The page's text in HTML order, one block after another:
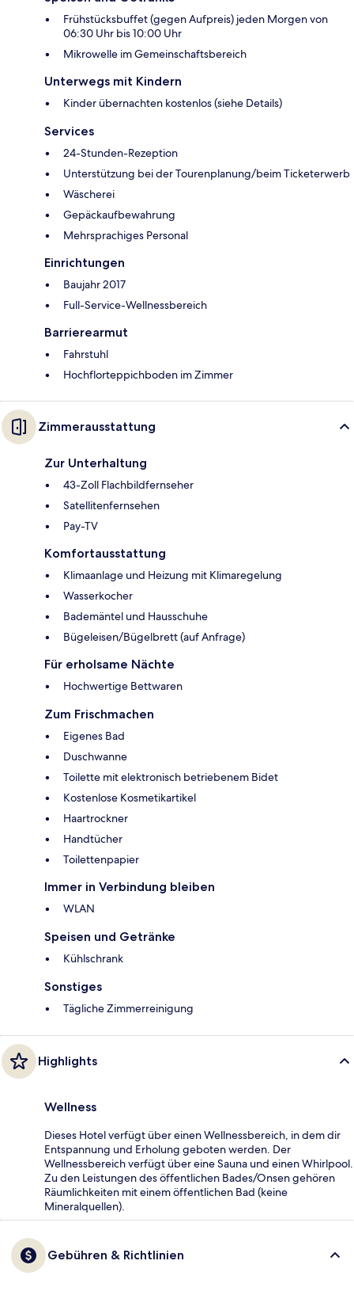
Frühstücksbuffet (gegen Aufpreis) jeden Morgen von
06:30 Uhr bis 10:00 Uhr
Mikrowelle im Gemeinschaftsbereich
Unterwegs mit Kindern
Kinder übernachten kostenlos (siehe Details)
Services
24-Stunden-Rezeption
Unterstützung bei der Tourenplanung/beim Ticketerwerb
Wäscherei
Gepäckaufbewahrung
Mehrsprachiges Personal
Einrichtungen
Baujahr 2017
Full-Service-Wellnessbereich
Barrierearmut
Fahrstuhl
Hochflorteppichboden im Zimmer
Zimmerausstattung
Zur Unterhaltung
43-Zoll Flachbildfernseher
Satellitenfernsehen
Pay-TV
Komfortausstattung
Klimaanlage und Heizung mit Klimaregelung
Wasserkocher
Bademäntel und Hausschuhe
Bügeleisen/Bügelbrett (auf Anfrage)
Für erholsame Nächte
Hochwertige Bettwaren
Zum Frischmachen
Eigenes Bad
Duschwanne
Toilette mit elektronisch betriebenem Bidet
Kostenlose Kosmetikartikel
Haartrockner
Handtücher
Toilettenpapier
Immer in Verbindung bleiben
WLAN
Speisen und Getränke
Kühlschrank
Sonstiges
Tägliche Zimmerreinigung
Highlights
Wellness
Dieses Hotel verfügt über einen Wellnessbereich, in dem dir
Entspannung und Erholung geboten werden. Der
Wellnessbereich verfügt über eine Sauna und einen Whirlpool.
Zu den Leistungen des öffentlichen Bades/Onsen gehören
Räumlichkeiten mit einem öffentlichen Bad (keine
Mineralquellen).
Gebühren & Richtlinien